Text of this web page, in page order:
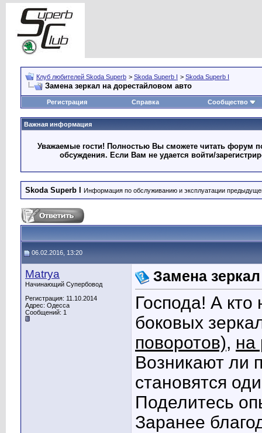
Клуб любителей Skoda Superb > Skoda Superb I > Skoda Superb I
Замена зеркал на дорестайловом авто
Регистрация Справка Сообщество
Важная информация
Уважаемые гости! Полностью Вы сможете читать форум
обсуждения. Если Вам не удается войти/
Skoda Superb I Информация по обслуживанию и эксплуатации
06.02.2016, 13:20
Matrya
Начинающий Супербовод
Регистрация: 11.10.2014
Адрес: Одесса
Сообщений: 1
Замена
Господа! А
боковых
поворотов), на
Возникают ли
становятся
Поделитесь
Заранее